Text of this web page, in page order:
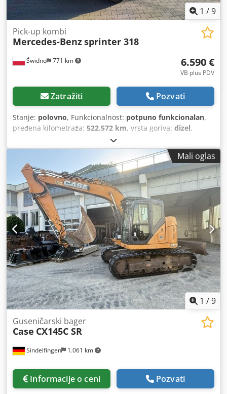
1 /9
Świdno 771 km
Pick-up kombi
Mercedes-Benzsprinter 318
6.590 €
VB plus PDV
Zatražiti Pozvati
Stanje: polovno, Funkcionalnost: potpuno funkcionalan,
pređena kilometraža: 522.572 km, vrsta goriva: dizel,
2.605 kg, konfiguracija osovina:
osovine, gorivo:dizel, dužina tovarnog prostora:4.300
, širina utovarnog prostora:2.100 mm , visina tovarnog
prostora:2.100 mm, Godina proizvodnje:2008 , Mercedes
Sprinter Chodpfxszcurxe Ag Uja Motor 3.0 318 CDI V6 184
KS Trenutna kilometraža iznosi 522600 km Tehnički
pregled važi do 22.12.2026 Vozilo zahteva limarske
popravke, mehanički u dobrom stanju.
Mali oglas
1 /9
Sindelfingen 1.061 km
Guseničarski bager
Case CX145C SR
Informacije o ceni Pozvati